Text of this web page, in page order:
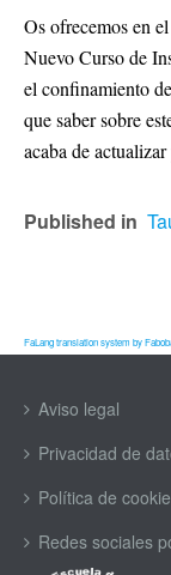
Os ofrecemos en
Nuevo Curso de
el confinamiento
que saber sobre
acaba de
Published in
FaLang translation system by
Aviso legal
Privacidad de
Política de
Redes sociales